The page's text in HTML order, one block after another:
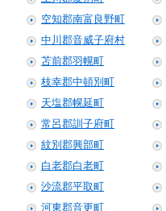
空知郡南富良野町
中川郡音威子府村
苫前郡羽幌町
枝幸郡中頓別町
天塩郡幌延町
常呂郡訓子府町
紋別郡興部町
白老郡白老町
沙流郡平取町
河東郡音更町